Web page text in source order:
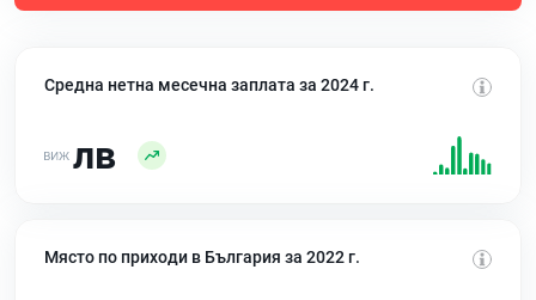
Средна нетна месечна заплата за 2024 г.
лв
Място по приходи в България за 2022 г.